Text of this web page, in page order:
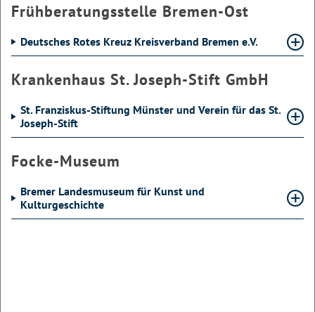
Frühberatungsstelle Bremen-Ost
Deutsches Rotes Kreuz Kreisverband Bremen e.V.
Krankenhaus St. Joseph-Stift GmbH
St. Franziskus-Stiftung Münster und Verein für das St.
Joseph-Stift
Focke-Museum
Bremer Landesmuseum für Kunst und
Kulturgeschichte